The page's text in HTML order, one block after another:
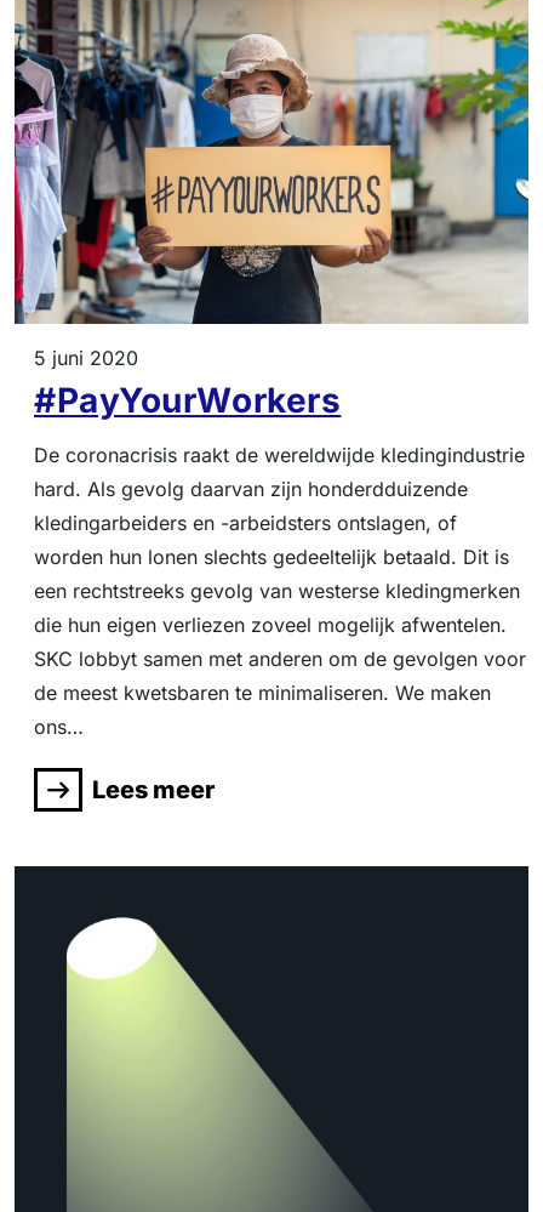
5 juni 2020
#PayYourWorkers
De coronacrisis raakt de wereldwijde kledingindustrie
hard. Als gevolg daarvan zijn honderdduizende
kledingarbeiders en -arbeidsters ontslagen, of
worden hun lonen slechts gedeeltelijk betaald. Dit is
een rechtstreeks gevolg van westerse kledingmerken
die hun eigen verliezen zoveel mogelijk afwentelen.
SKC lobbyt samen met anderen om de gevolgen voor
de meest kwetsbaren te minimaliseren. We maken
ons…
Lees meer